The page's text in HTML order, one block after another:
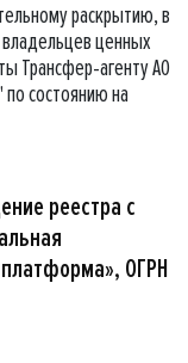
раскрытию, в
ценных
Трансфер-агенту АО
состоянию на
реестра с
ОГРН